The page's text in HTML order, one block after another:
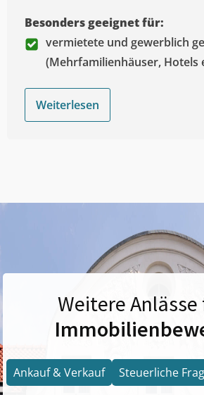
Besonders geeignet für:
vermietete und gewerblich
(Mehrfamilienhäuser, Hotels
Weiterlesen
Weitere
Ankauf & Verkauf Steuerliche